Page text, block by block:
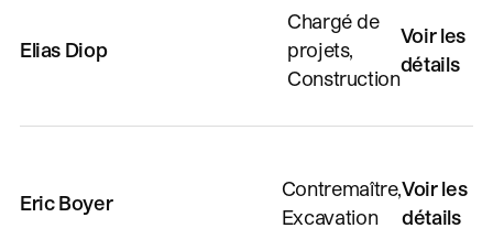
Elias Diop
Chargé de
projets,
Construction
Voir les
détails
Eric Boyer
Contremaître,
Excavation
Voir les
détails